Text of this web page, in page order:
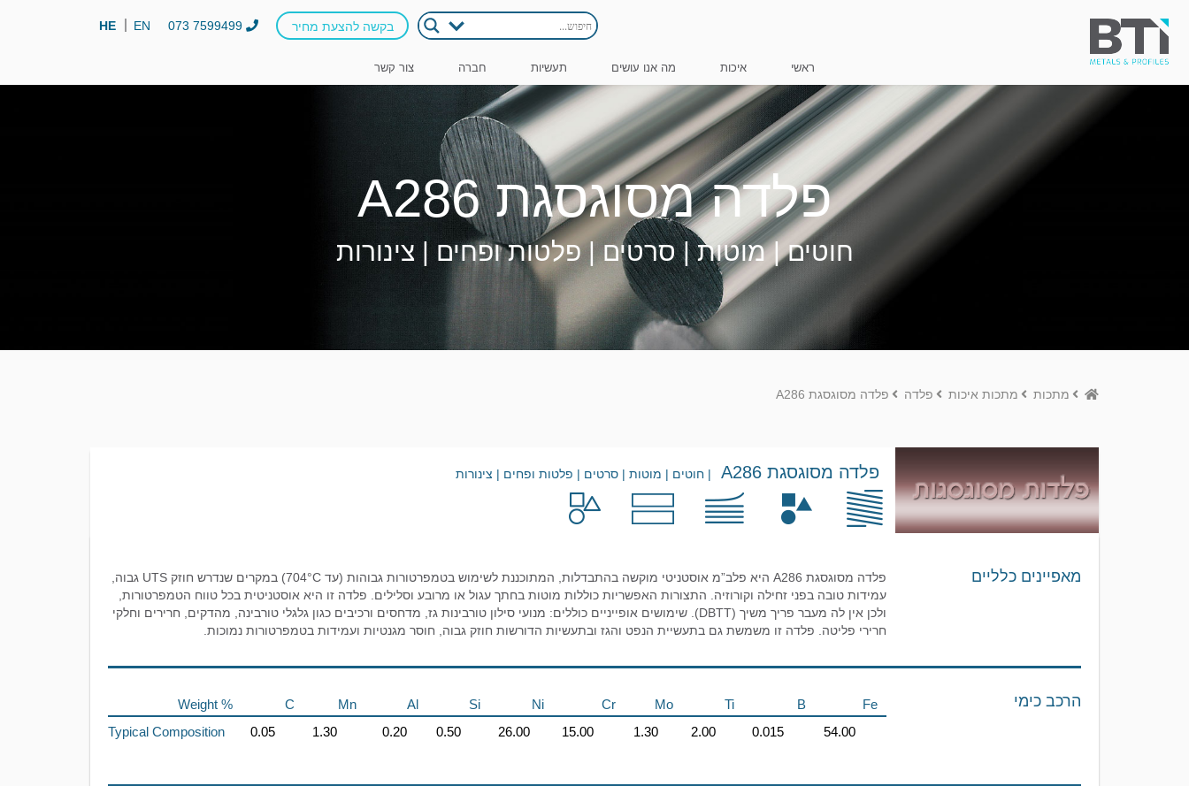
בקשה להצעת מחיר 073 7599499
EN
HE
צור קשר חברה תעשיות מה אנו עושים איכות ראשי
פלדה מסוגסגת A286
חוטים | מוטות | סרטים | פלטות ופחים | צינורות
Homeמתכות מתכות איכות פלדה פלדה מסוגסגת A286
פלדה מסוגסגת A286 | חוטים | מוטות | סרטים | פלטות ופחים | צינורות
פלדה מסוגסגת A286 היא פלב”מ אוסטניטי מוקשה בהתבדלות, המתוכננת לשימוש בטמפרטורות גבוהות (עד 704°C) במקרים שנדרש חוזק UTS גבוה,
עמידות טובה בפני זחילה וקורוזיה. התצורות האפשריות כוללות מוטות בחתך עגול או מרובע וסלילים. פלדה זו היא אוסטניטית בכל טווח הטמפרטורות,
ולכן אין לה מעבר פריך משיך (DBTT). שימושים אופייניים כוללים: מנועי סילון טורבינות גז, מדחסים ורכיבים כגון גלגלי טורבינה, מהדקים, חרירים וחלקי
חרירי פליטה. פלדה זו משמשת גם בתעשיית הנפט והגז ובתעשיות הדורשות חוזק גבוה, חוסר מגנטיות ועמידות בטמפרטורות נמוכות.
מאפיינים כלליים
Weight % C Mn Al Si Ni Cr Mo Ti B
Fe
Typical Composition
0.05 1.30 0.20 0.50 26.00 15.00 1.30 2.00 0.015 54.00
הרכב כימי